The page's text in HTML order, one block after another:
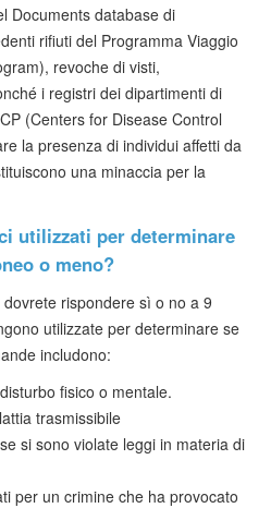
Documents database di
rifiuti del Programma Viaggio
revoche di visti,
i registri dei dipartimenti di
(Centers for Disease Control
la presenza di individui affetti da
una minaccia per la
utilizzati per determinare
o meno?
rispondere sì o no a 9
utilizzate per determinare se
includono:
fisico o mentale.
trasmissibile
si sono violate leggi in materia di
per un crimine che ha provocato